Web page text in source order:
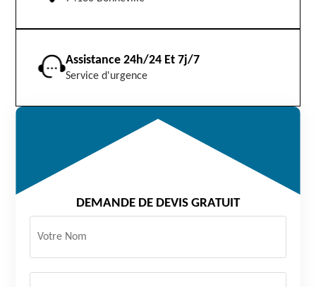
Assistance 24h/24 Et 7j/7
Service d'urgence
DEMANDE DE DEVIS GRATUIT